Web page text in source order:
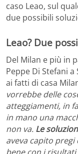
caso Leao, sul
due possibili
Leao? Due
Del Milan e più in
Peppe Di Stefani
ai fatti di casa
vorrebbe delle
atteggiamenti, in
in mano una
non va. Le
aveva capito